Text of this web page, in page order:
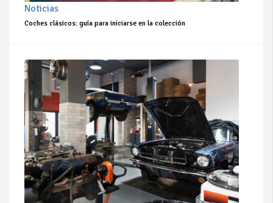
Noticias
Coches clásicos: guía para iniciarse en la colección